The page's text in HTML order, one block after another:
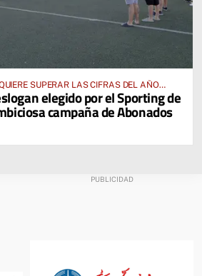
SUPERAR LAS CIFRAS DEL AÑO
elegido por el Sporting de
campaña de Abonados